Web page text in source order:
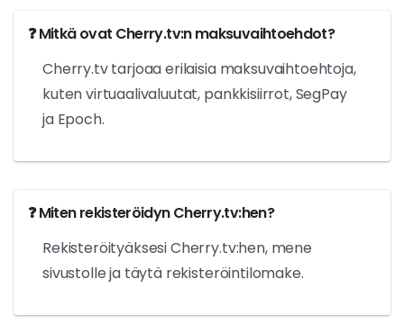
❓ Mitkä ovat Cherry.tv:n maksuvaihtoehdot?
Cherry.tv tarjoaa erilaisia maksuvaihtoehtoja,
kuten virtuaalivaluutat, pankkisiirrot, SegPay
ja Epoch.
❓ Miten rekisteröidyn Cherry.tv:hen?
Rekisteröityäksesi Cherry.tv:hen, mene
sivustolle ja täytä rekisteröintilomake.